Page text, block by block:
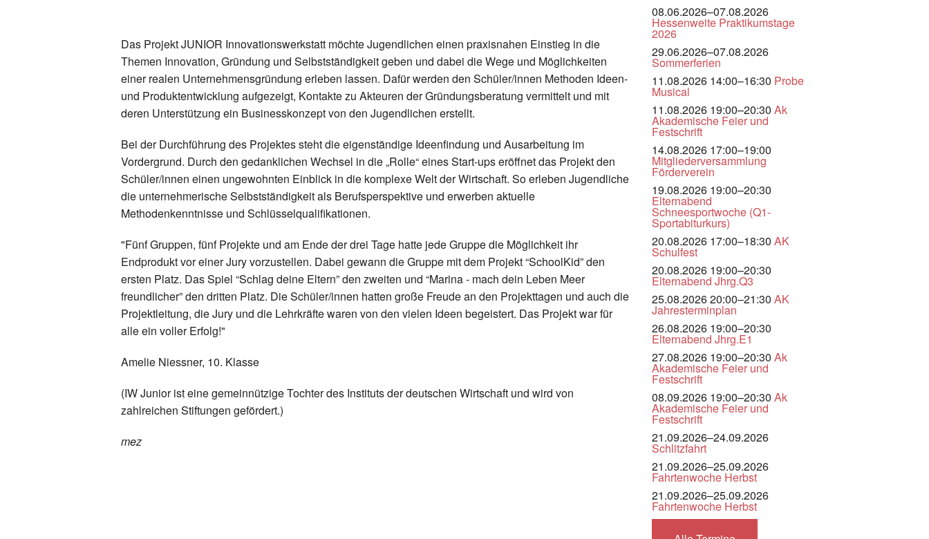
Das ProjektJUNIOR Innovationswerkstatt möchte Jugendlichen einen praxisnahen Einstieg in die
Themen Innovation, Gründung und Selbstständigkeit geben und dabei die Wege und Möglichkeiten
einer realen Unternehmensgründung erleben lassen. Dafür werden den Schüler/innen Methoden Ideen-
und Produktentwicklung aufgezeigt, Kontakte zu Akteuren der Gründungsberatung vermittelt und mit
deren Unterstützung ein Businesskonzept von den Jugendlichen erstellt.
Bei der Durchführung des Projektes steht die eigenständige Ideenfindung und Ausarbeitung im
Vordergrund. Durch den gedanklichen Wechsel in die „Rolle“ eines Start-ups eröffnet das Projekt den
Schüler/innen einen ungewohnten Einblick in die komplexe Welt der Wirtschaft. So erleben Jugendliche
die unternehmerische Selbstständigkeit als Berufsperspektive und erwerben aktuelle
Methodenkenntnisse und Schlüsselqualifikationen.
"Fünf Gruppen, fünf Projekte und am Ende der drei Tage hatte jede Gruppe die Möglichkeit ihr
Endprodukt vor einer Jury vorzustellen. Dabei gewann die Gruppe mit dem Projekt “SchoolKid” den
ersten Platz. Das Spiel “Schlag deine Eltern” den zweiten und “Marina - mach dein Leben Meer
freundlicher” den dritten Platz. Die Schüler/innen hatten große Freude an den Projekttagen und auch die
Projektleitung, die Jury und die Lehrkräfte waren von den vielen Ideen begeistert. Das Projekt war für
alle ein voller Erfolg!"
Amelie Niessner, 10. Klasse
(IW Junior ist eine gemeinnützige Tochter des Instituts der deutschen Wirtschaft und wird von
zahlreichen Stiftungen gefördert.)
mez
08.06.2026–07.08.2026
Hessenweite Praktikumstage
2026
29.06.2026–07.08.2026
Sommerferien
11.08.2026 14:00–16:30 Probe
Musical
11.08.2026 19:00–20:30 Ak
Akademische Feier und
Festschrift
14.08.2026 17:00–19:00
Mitgliederversammlung
Förderverein
19.08.2026 19:00–20:30
Elternabend
Schneesportwoche (Q1-
Sportabiturkurs)
20.08.2026 17:00–18:30 AK
Schulfest
20.08.2026 19:00–20:30
Elternabend Jhrg.Q3
25.08.2026 20:00–21:30 AK
Jahresterminplan
26.08.2026 19:00–20:30
Elternabend Jhrg.E1
27.08.2026 19:00–20:30 Ak
Akademische Feier und
Festschrift
08.09.2026 19:00–20:30 Ak
Akademische Feier und
Festschrift
21.09.2026–24.09.2026
Schlitzfahrt
21.09.2026–25.09.2026
Fahrtenwoche Herbst
21.09.2026–25.09.2026
Fahrtenwoche Herbst